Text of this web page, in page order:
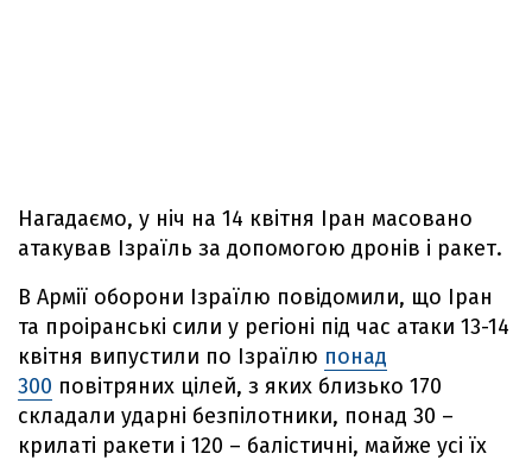
Нагадаємо, у ніч на 14 квітня Іран масовано
атакував Ізраїль за допомогою дронів і ракет.
В Армії оборони Ізраїлю повідомили, що Іран
та проіранські сили у регіоні під час атаки 13-14
квітня випустили по Ізраїлю понад
300 повітряних цілей, з яких близько 170
складали ударні безпілотники, понад 30 –
крилаті ракети і 120 – балістичні, майже усі їх